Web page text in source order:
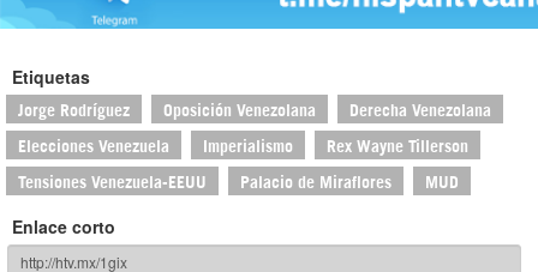
Etiquetas
Jorge Rodríguez Oposición Venezolana Derecha Venezolana
Elecciones Venezuela Imperialismo Rex Wayne Tillerson
Tensiones Venezuela-EEUU Palacio de Miraflores MUD
Enlace corto